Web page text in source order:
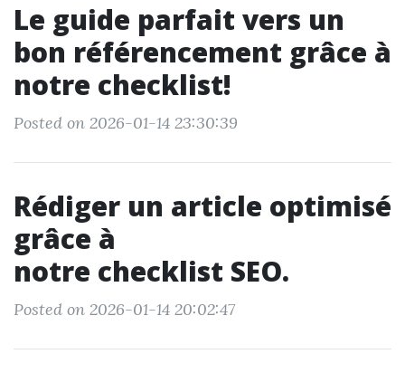
Le guide parfait vers un
bon référencement grâce à
notre checklist!
Posted on 2026-01-14 23:30:39
Rédiger un article optimisé
grâce à
notre checklist SEO.
Posted on 2026-01-14 20:02:47